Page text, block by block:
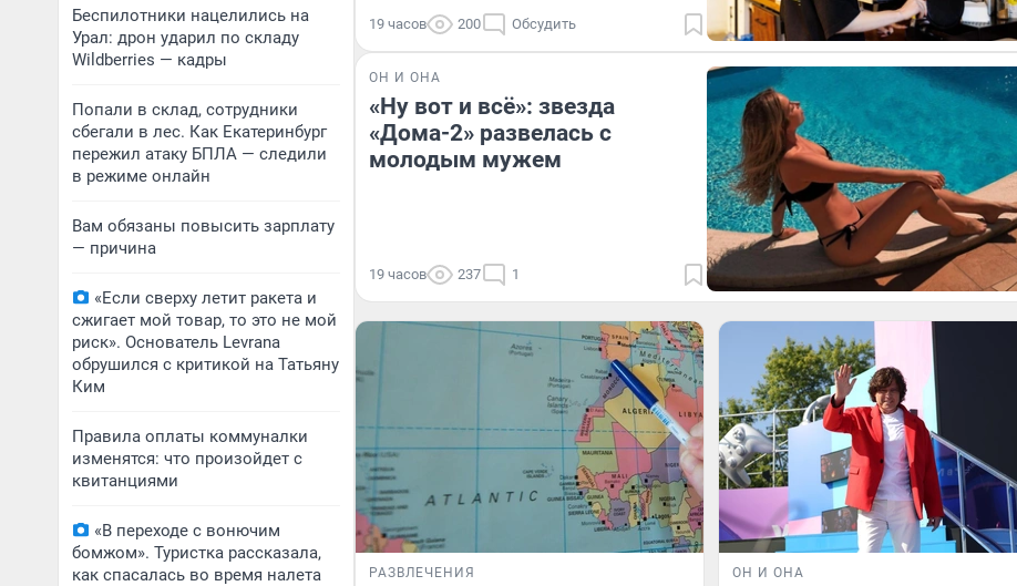
Беспилотники нацелились на
Урал: дрон ударил по складу
Wildberries — кадры
Попали в склад, сотрудники
сбегали в лес. Как Екатеринбург
пережил атаку БПЛА — следили
в режиме онлайн
Вам обязаны повысить зарплату
— причина
«Если сверху летит ракета и
сжигает мой товар, то это не мой
риск». Основатель Levrana
обрушился с критикой на Татьяну
Ким
Правила оплаты коммуналки
изменятся: что произойдет с
квитанциями
«В переходе с вонючим
бомжом». Туристка рассказала,
как спасалась во время налета
19 часов 200 Обсудить
ОН И ОНА
«Ну вот и всё»: звезда
«Дома-2» развелась с
молодым мужем
19 часов 237 1
РАЗВЛЕЧЕНИЯ ОН И ОНА